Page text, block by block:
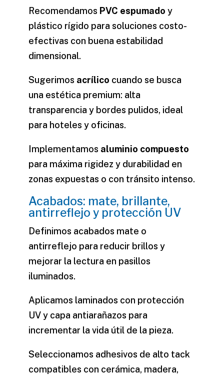
Recomendamos PVC espumado y
plástico rígido para soluciones costo-
efectivas con buena estabilidad
dimensional.
Sugerimos acrílico cuando se busca
una estética premium: alta
transparencia y bordes pulidos, ideal
para hoteles y oficinas.
Implementamos aluminio compuesto
para máxima rigidez y durabilidad en
zonas expuestas o con tránsito intenso.
Acabados: mate, brillante,
antirreflejo y protección UV
Definimos acabados mate o
antirreflejo para reducir brillos y
mejorar la lectura en pasillos
iluminados.
Aplicamos laminados con protección
UV y capa antiarañazos para
incrementar la vida útil de la pieza.
Seleccionamos adhesivos de alto tack
compatibles con cerámica, madera,